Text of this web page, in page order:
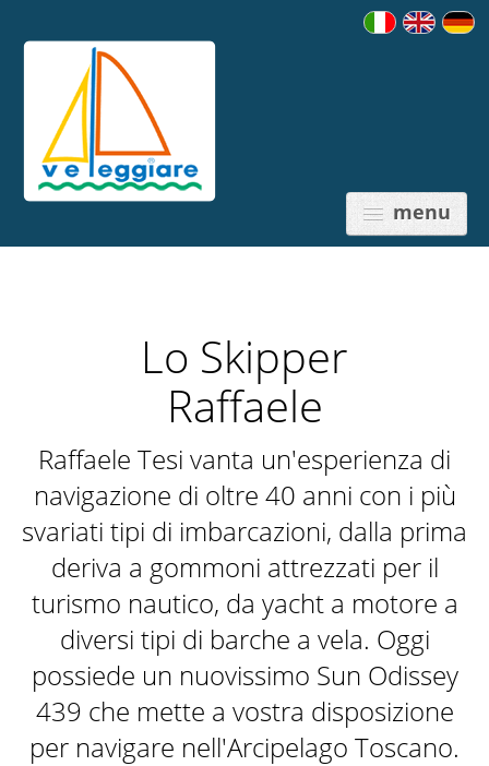
menu
PREZZI
LA BARCA
DESTINAZIONI
ATTIVITÀ
Lo Skipper
Raffaele
Raffaele Tesi vanta un'esperienza di
navigazione di oltre 40 anni con i più
svariati tipi di imbarcazioni, dalla prima
deriva a gommoni attrezzati per il
turismo nautico, da yacht a motore a
diversi tipi di barche a vela. Oggi
possiede un nuovissimo Sun Odissey
439 che mette a vostra disposizione
per navigare nell'Arcipelago Toscano.